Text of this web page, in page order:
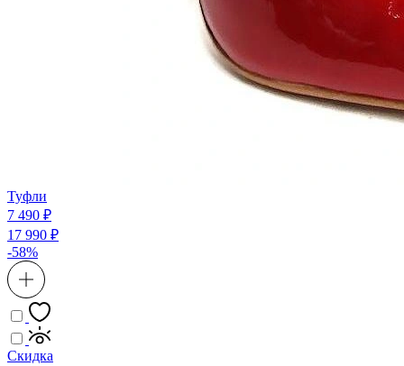
Туфли
7 490 ₽
17 990 ₽
-58%
Скидка